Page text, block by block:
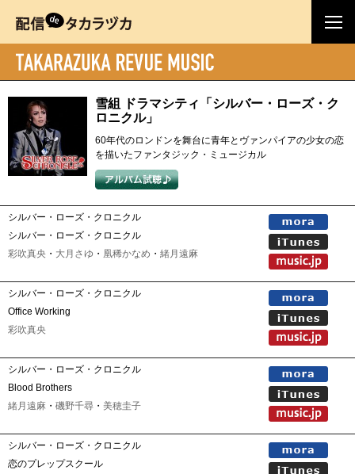
雪組 ドラマシティ「シルバー・ローズ・ク
ロニクル」
60年代のロンドンを舞台に青年とヴァンパイアの少女の恋
を描いたファンタジック・ミュージカル
シルバー・ローズ・クロニクル
シルバー・ローズ・クロニクル
彩吹真央 ・ 大月さゆ ・ 凰稀かなめ ・ 緒月遠麻
シルバー・ローズ・クロニクル
Office Working
彩吹真央
シルバー・ローズ・クロニクル
Blood Brothers
緒月遠麻 ・ 磯野千尋 ・ 美穂圭子
シルバー・ローズ・クロニクル
恋のプレップスクール